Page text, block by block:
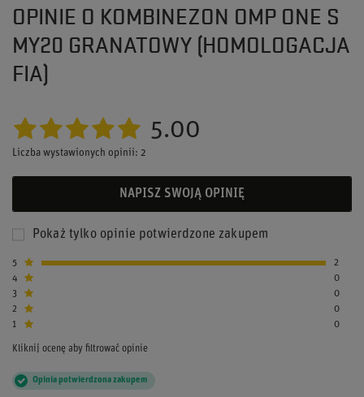
OPINIE O KOMBINEZON OMP ONE S
MY20 GRANATOWY (HOMOLOGACJA
FIA)
5.00
Liczba wystawionych opinii: 2
NAPISZ SWOJĄ OPINIĘ
Pokaż tylko opinie potwierdzone zakupem
5
2
4
0
3
0
2
0
1
0
Kliknij ocenę aby filtrować opinie
Opinia potwierdzona zakupem